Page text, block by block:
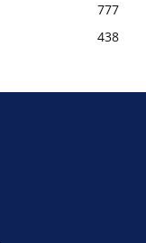
777
438